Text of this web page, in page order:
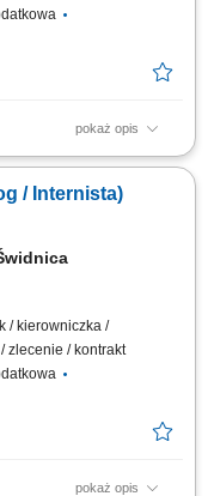
pokaż opis
działań
działań
działań
/ Internista)
/ kierowniczka /
zlecenie / kontrakt
pokaż opis